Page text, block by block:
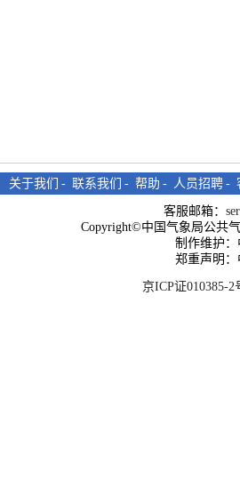
关于我们 - 联系我们 - 帮助 - 人员招聘 -
客服邮箱：
Copyright©中国气象局公共
制作维护
郑重声明
京ICP证010385-2